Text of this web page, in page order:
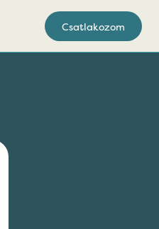
Csatlakozom